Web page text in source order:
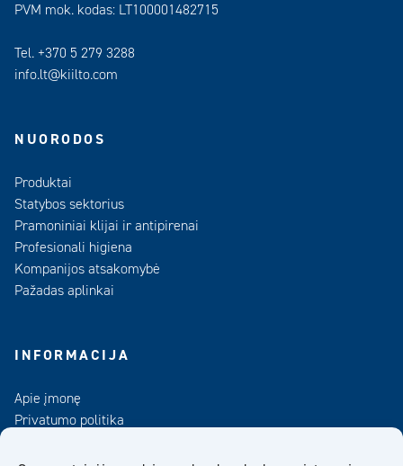
PVM mok. kodas: LT100001482715
Tel. +370 5 279 3288
info.lt@kiilto.com
NUORODOS
Produktai
Statybos sektorius
Pramoniniai klijai ir antipirenai
Profesionali higiena
Kompanijos atsakomybė
Pažadas aplinkai
INFORMACIJA
Apie įmonę
Privatumo politika